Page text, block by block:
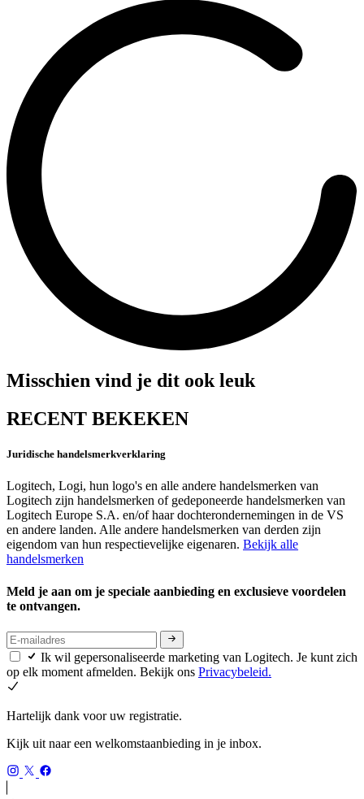
Misschien vind je dit ook leuk
RECENT BEKEKEN
Juridische handelsmerkverklaring
Logitech, Logi, hun logo's en alle andere handelsmerken van
Logitech zijn handelsmerken of gedeponeerde handelsmerken van
Logitech Europe S.A. en/of haar dochterondernemingen in de VS
en andere landen. Alle andere handelsmerken van derden zijn
eigendom van hun respectievelijke eigenaren. Bekijk alle
handelsmerken
Meld je aan om je speciale aanbieding en exclusieve voordelen
te ontvangen.
Ik wil gepersonaliseerde marketing van Logitech. Je kunt zich
op elk moment afmelden. Bekijk ons Privacybeleid.
Hartelijk dank voor uw registratie.
Kijk uit naar een welkomstaanbieding in je inbox.